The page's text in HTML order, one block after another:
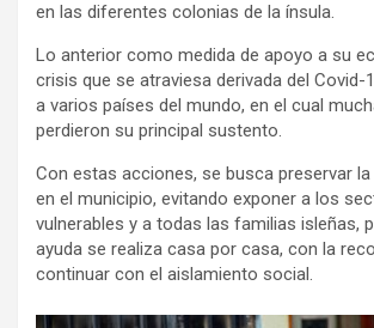
en las diferentes colonias de la ínsula.
Lo anterior como medida de apoyo a su
crisis que se atraviesa derivada del Covid-
a varios países del mundo, en el cual
perdieron su principal sustento.
Con estas acciones, se busca preservar
en el municipio, evitando exponer a los
vulnerables y a todas las familias isleñas,
ayuda se realiza casa por casa, con la
continuar con el aislamiento social.